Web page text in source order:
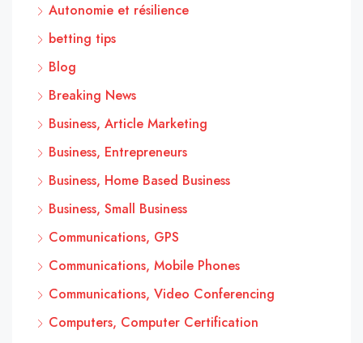
Autonomie et résilience
betting tips
Blog
Breaking News
Business, Article Marketing
Business, Entrepreneurs
Business, Home Based Business
Business, Small Business
Communications, GPS
Communications, Mobile Phones
Communications, Video Conferencing
Computers, Computer Certification